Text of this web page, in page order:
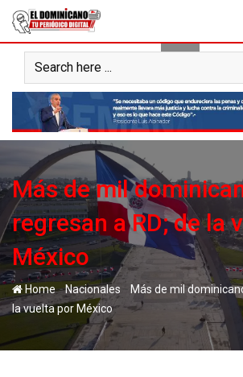
Skip
content
Más de mil
regresan a RD; de la
México
Home-Nacionales
Más de mil
la vuelta por México